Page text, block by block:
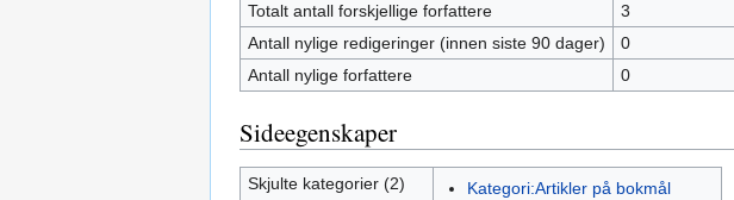
Totalt antall forskjellige forfattere
3
Antall nylige redigeringer (innen siste 90 dager)
0
Antall nylige forfattere
0
Sideegenskaper
Skjulte kategorier (2)
Kategori:Artikler på bokmål